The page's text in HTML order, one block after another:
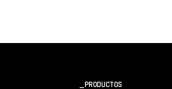
PRODUCTOS